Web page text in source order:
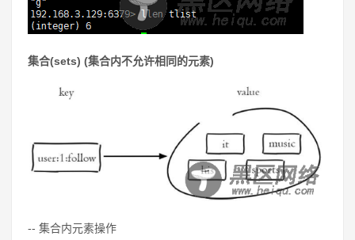
集合(sets) (集合内不允许相同的元素)
-- 集合内元素操作